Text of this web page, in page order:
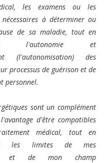
les examens ou les
nécessaires à déterminer ou
de sa maladie, tout en
l'autonomie et
(l'autonomisation) des
processus de guérison et de
personnel.
sont un complément
d'être compatibles
médical, tout en
les limites de mes
et de mon champ